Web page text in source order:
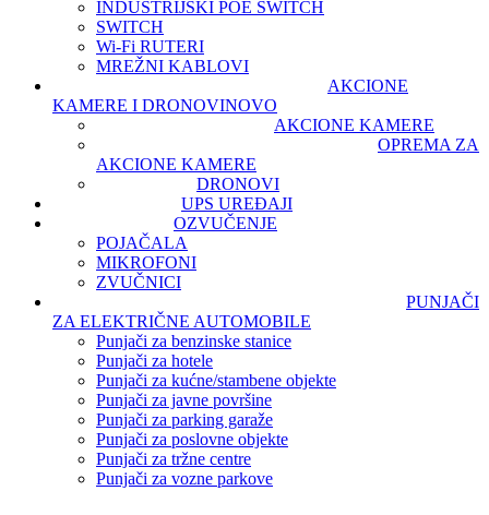
INDUSTRIJSKI POE SWITCH
SWITCH
Wi-Fi RUTERI
MREŽNI KABLOVI
AKCIONE
KAMERE I DRONOVINOVO
AKCIONE KAMERE
OPREMA ZA
AKCIONE KAMERE
DRONOVI
UPS UREĐAJI
OZVUČENJE
POJAČALA
MIKROFONI
ZVUČNICI
PUNJAČI
ZA ELEKTRIČNE AUTOMOBILE
Punjači za benzinske stanice
Punjači za hotele
Punjači za kućne/stambene objekte
Punjači za javne površine
Punjači za parking garaže
Punjači za poslovne objekte
Punjači za tržne centre
Punjači za vozne parkove